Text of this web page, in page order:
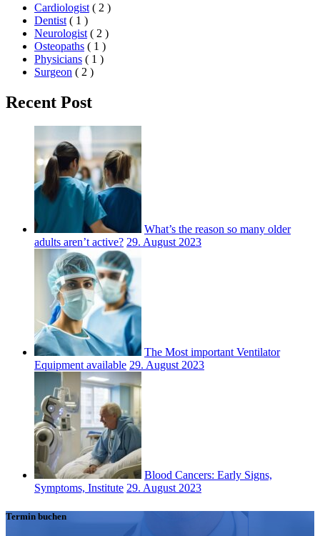
Cardiologist ( 2 )
Dentist ( 1 )
Neurologist ( 2 )
Osteopaths ( 1 )
Physicians ( 1 )
Surgeon ( 2 )
Recent Post
What’s the reason so many older
adults aren’t active? 29. August 2023
The Most important Ventilator
Equipment available 29. August 2023
Blood Cancers: Early Signs,
Symptoms, Institute 29. August 2023
Termin buchen